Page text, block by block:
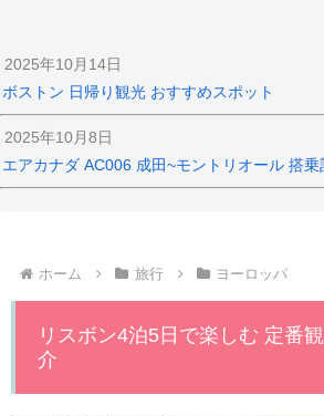
2025年10月14日
ボストン 日帰り観光 おすすめスポット
2025年10月8日
エアカナダ AC006 成田~モントリオール 搭乗
ホーム 旅行 ヨーロッパ
リスボン4泊5日で楽しむ 定番
介